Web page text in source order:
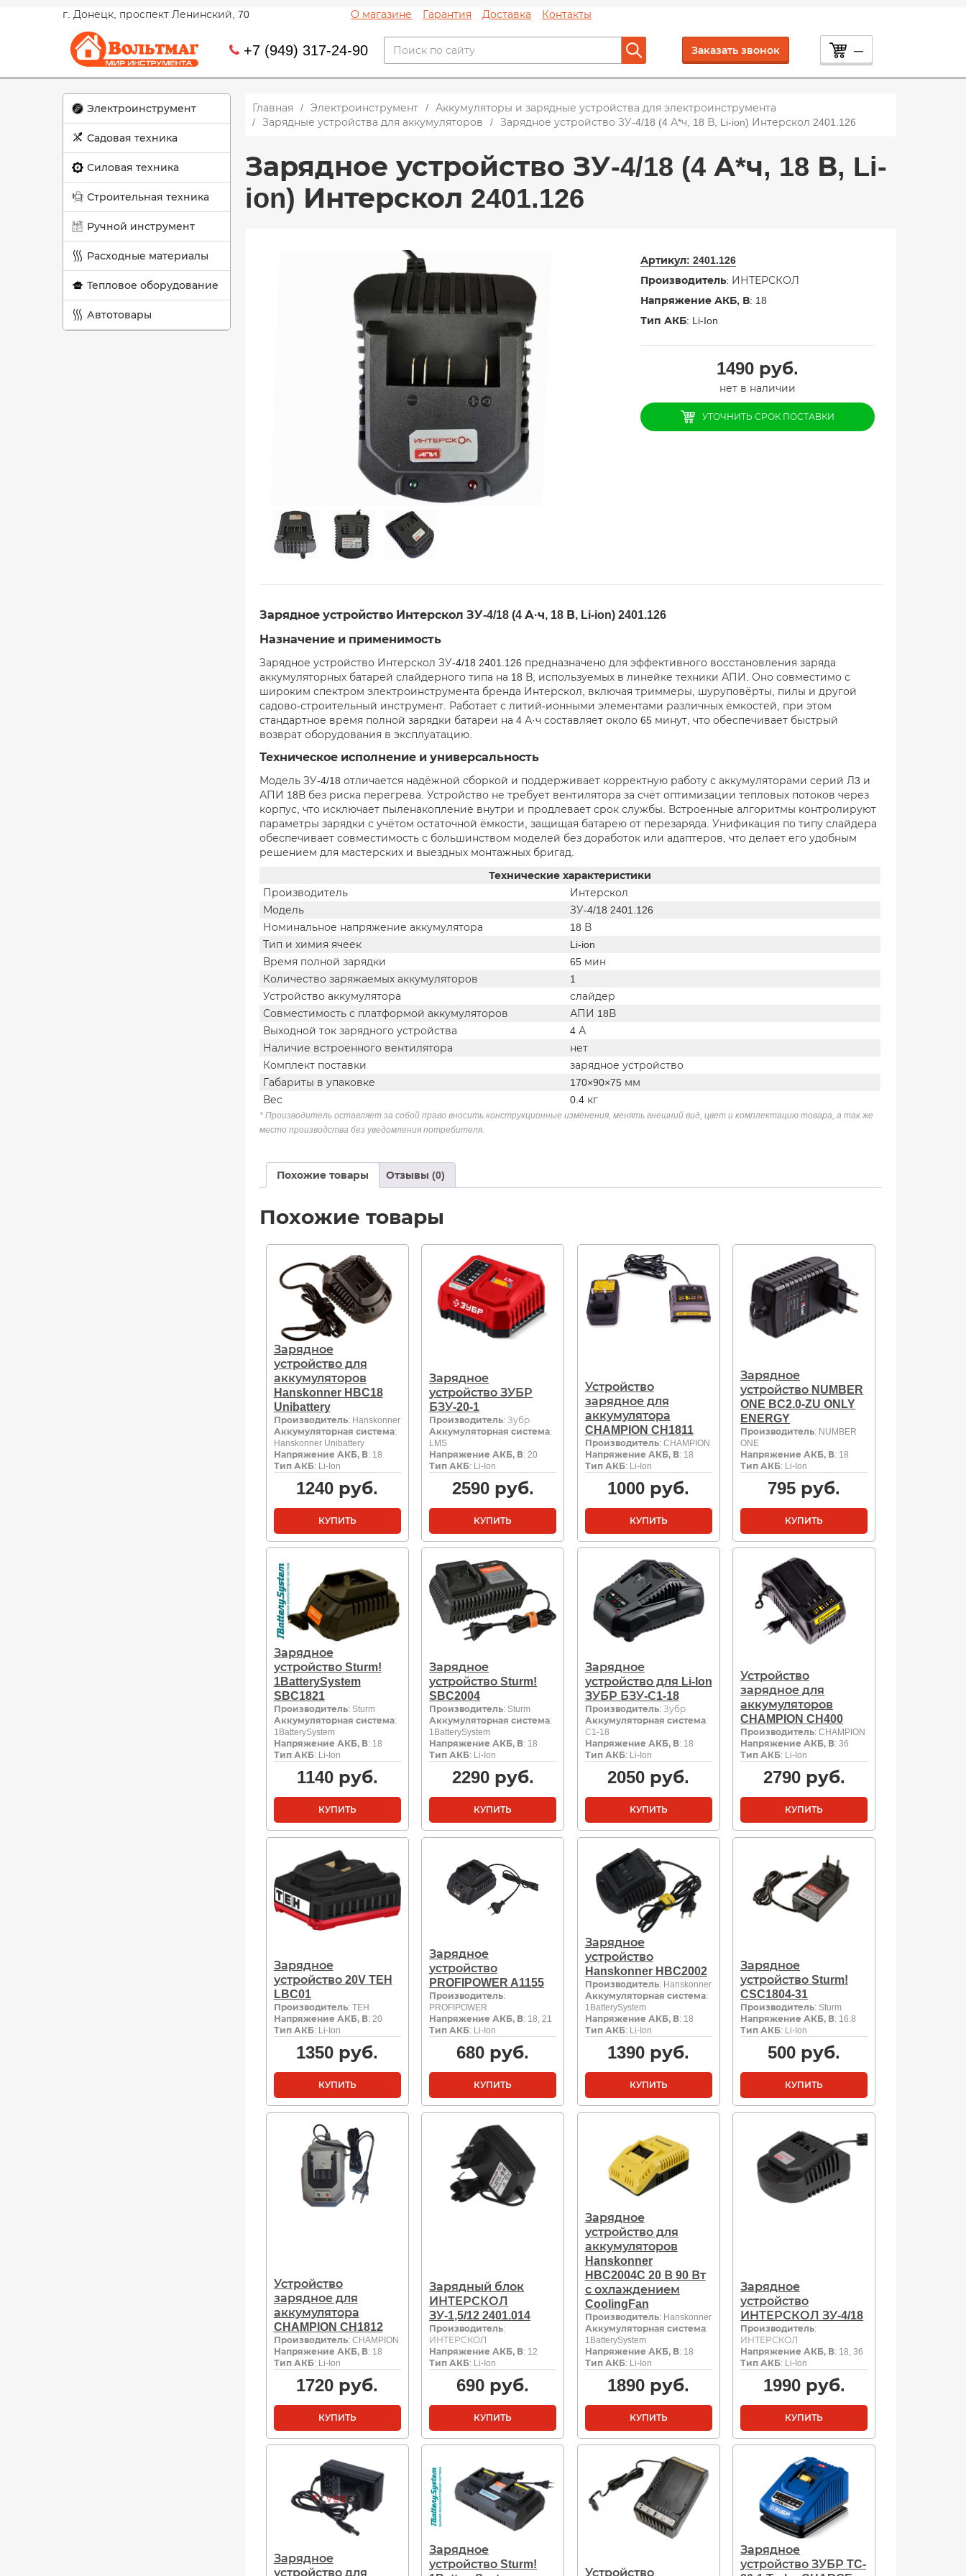
г. Донецк, проспект Ленинский, 70 О магазине Гарантия Доставка Контакты
+7 (949) 317-24-90 Заказать звонок —
Электроинструмент
Садовая техника
Силовая техника
Строительная техника
Ручной инструмент
Расходные материалы
Тепловое оборудование
Автотовары
Главная Электроинструмент
Аккумуляторы и зарядные устройства для электроинструмента
Зарядные устройства для аккумуляторов
Зарядное устройство ЗУ-4/18 (4 А*ч, 18 В, Li-ion) Интерскол 2401.126
Зарядное устройство ЗУ-4/18 (4 А*ч, 18 В, Li-
ion) Интерскол 2401.126
Артикул: 2401.126
Производитель: ИНТЕРСКОЛ
Напряжение АКБ, В: 18
Тип АКБ: Li-Ion
1490руб.
нет в наличии
УТОЧНИТЬ СРОК ПОСТАВКИ
Зарядное устройство Интерскол ЗУ-4/18 (4 А·ч, 18 В, Li-ion) 2401.126
Назначение и применимость
Зарядное устройство Интерскол ЗУ-4/18 2401.126 предназначено для эффективного восстановления заряда
аккумуляторных батарей слайдерного типа на 18 В, используемых в линейке техники АПИ. Оно совместимо с
широким спектром электроинструмента бренда Интерскол, включая триммеры, шуруповёрты, пилы и другой
садово-строительный инструмент. Работает с литий-ионными элементами различных ёмкостей, при этом
стандартное время полной зарядки батареи на 4 А·ч составляет около 65 минут, что обеспечивает быстрый
возврат оборудования в эксплуатацию.
Техническое исполнение и универсальность
Модель ЗУ-4/18 отличается надёжной сборкой и поддерживает корректную работу с аккумуляторами серий Л3 и
АПИ 18В без риска перегрева. Устройство не требует вентилятора за счёт оптимизации тепловых потоков через
корпус, что исключает пыленакопление внутри и продлевает срок службы. Встроенные алгоритмы контролируют
параметры зарядки с учётом остаточной ёмкости, защищая батарею от перезаряда. Унификация по типу слайдера
обеспечивает совместимость с большинством моделей без доработок или адаптеров, что делает его удобным
решением для мастерских и выездных монтажных бригад.
Технические характеристики
Производитель
Интерскол
Модель
ЗУ-4/18 2401.126
Номинальное напряжение аккумулятора
18 В
Тип и химия ячеек
Li-ion
Время полной зарядки
65 мин
Количество заряжаемых аккумуляторов
1
Устройство аккумулятора
слайдер
Совместимость с платформой аккумуляторов
АПИ 18В
Выходной ток зарядного устройства
4 А
Наличие встроенного вентилятора
нет
Комплект поставки
зарядное устройство
Габариты в упаковке
170×90×75 мм
Вес
0.4 кг
* Производитель оставляет за собой право вносить конструкционные изменения, менять внешний вид, цвет и комплектацию товара, а так же
место производства без уведомления потребителя.
Похожие товары Отзывы (0)
Похожие товары
Зарядное
устройство для
аккумуляторов
Hanskonner HBC18
Unibattery
Производитель: Hanskonner
Аккумуляторная система:
Hanskonner Unibattery
Напряжение АКБ, В: 18
Тип АКБ: Li-Ion
1240 руб.
КУПИТЬ
Зарядное
устройство ЗУБР
БЗУ-20-1
Производитель: Зубр
Аккумуляторная система:
LMS
Напряжение АКБ, В: 20
Тип АКБ: Li-Ion
2590руб.
КУПИТЬ
Устройство
зарядное для
аккумулятора
CHAMPION CH1811
Производитель: CHAMPION
Напряжение АКБ, В: 18
Тип АКБ: Li-Ion
1000 руб.
КУПИТЬ
Зарядное
устройство NUMBER
ONE BC2.0-ZU ONLY
ENERGY
Производитель: NUMBER
ONE
Напряжение АКБ, В: 18
Тип АКБ: Li-Ion
795 руб.
КУПИТЬ
Зарядное
устройство Sturm!
1BatterySystem
SBC1821
Производитель: Sturm
Аккумуляторная система:
1BatterySystem
Напряжение АКБ, В: 18
Тип АКБ: Li-Ion
1140руб.
КУПИТЬ
Зарядное
устройство Sturm!
SBC2004
Производитель: Sturm
Аккумуляторная система:
1BatterySystem
Напряжение АКБ, В: 18
Тип АКБ: Li-Ion
2290руб.
КУПИТЬ
Зарядное
устройство для Li-Ion
ЗУБР БЗУ-С1-18
Производитель: Зубр
Аккумуляторная система:
С1-18
Напряжение АКБ, В: 18
Тип АКБ: Li-Ion
2050 руб.
КУПИТЬ
Устройство
зарядное для
аккумуляторов
CHAMPION CH400
Производитель: CHAMPION
Напряжение АКБ, В: 36
Тип АКБ: Li-Ion
2790руб.
КУПИТЬ
Зарядное
устройство 20V TEH
LBC01
Производитель: TEH
Напряжение АКБ, В: 20
Тип АКБ: Li-Ion
1350 руб.
КУПИТЬ
Зарядное
устройство
PROFIPOWER A1155
Производитель:
PROFIPOWER
Напряжение АКБ, В: 18, 21
Тип АКБ: Li-Ion
680 руб.
КУПИТЬ
Зарядное
устройство
Hanskonner HBC2002
Производитель: Hanskonner
Аккумуляторная система:
1BatterySystem
Напряжение АКБ, В: 18
Тип АКБ: Li-Ion
1390 руб.
КУПИТЬ
Зарядное
устройство Sturm!
CSC1804-31
Производитель: Sturm
Напряжение АКБ, В: 16.8
Тип АКБ: Li-Ion
500 руб.
КУПИТЬ
Устройство
зарядное для
аккумулятора
CHAMPION CH1812
Производитель: CHAMPION
Напряжение АКБ, В: 18
Тип АКБ: Li-Ion
1720 руб.
КУПИТЬ
Зарядный блок
ИНТЕРСКОЛ
ЗУ-1,5/12 2401.014
Производитель:
ИНТЕРСКОЛ
Напряжение АКБ, В: 12
Тип АКБ: Li-Ion
690 руб.
КУПИТЬ
Зарядное
устройство для
аккумуляторов
Hanskonner
HBC2004C 20 В 90 Вт
с охлаждением
CoolingFan
Производитель: Hanskonner
Аккумуляторная система:
1BatterySystem
Напряжение АКБ, В: 18
Тип АКБ: Li-Ion
1890 руб.
КУПИТЬ
Зарядное
устройство
ИНТЕРСКОЛ ЗУ-4/18
Производитель:
ИНТЕРСКОЛ
Напряжение АКБ, В: 18, 36
Тип АКБ: Li-Ion
1990руб.
КУПИТЬ
Зарядное
устройство для
Зарядное
устройство Sturm!
Устройство
Зарядное
устройство ЗУБР TC-